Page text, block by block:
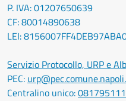
P. IVA: 01207650639
CF: 80014890638
LEI:
Servizio Protocollo, URP e
PEC:
Centralino unico: